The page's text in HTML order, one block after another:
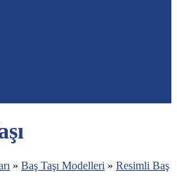
» Baş Taşı Modelleri » Resimli Baş